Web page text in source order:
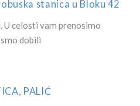
stanica u Bloku 42
U celosti vam prenosimo
dobili
PALIĆ